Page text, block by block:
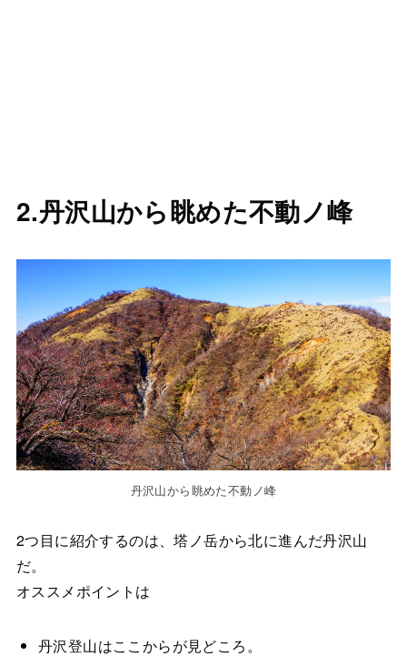
2.丹沢山から眺めた不動ノ峰
丹沢山から眺めた不動ノ峰
2つ目に紹介するのは、塔ノ岳から北に進んだ丹沢山
だ。
オススメポイントは
丹沢登山はここからが見どころ。